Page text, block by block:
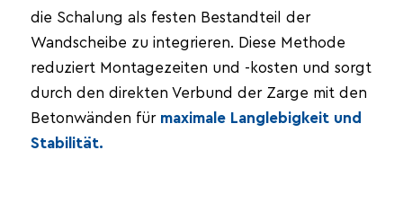
die Schalung als festen Bestandteil der
Wandscheibe zu integrieren. Diese Methode
reduziert Montagezeiten und -kosten und sorgt
durch den direkten Verbund der Zarge mit den
Betonwänden für maximale Langlebigkeit und
Stabilität.